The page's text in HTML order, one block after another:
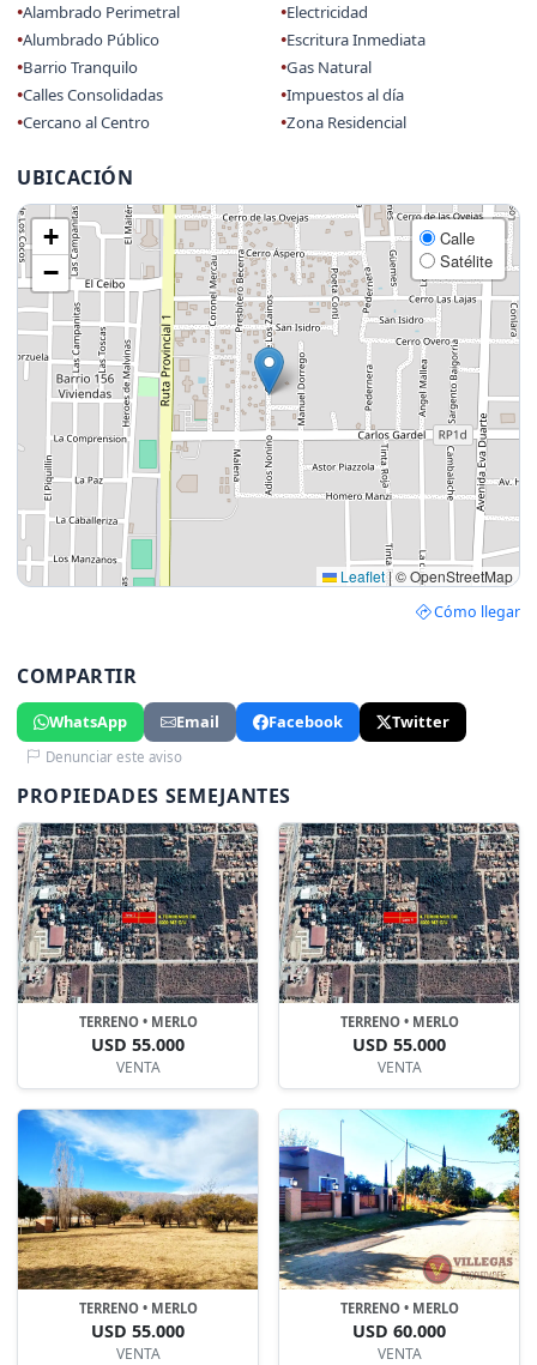
Alambrado Perimetral
Alumbrado Público
Barrio Tranquilo
Calles Consolidadas
Cercano al Centro
Electricidad
Escritura Inmediata
Gas Natural
Impuestos al día
Zona Residencial
UBICACIÓN
+
−
Calle
Satélite
Leaflet|© OpenStreetMap
Cómo llegar
COMPARTIR
WhatsApp Email Facebook Twitter
Denunciar este aviso
PROPIEDADES SEMEJANTES
TERRENO • MERLO
USD 55.000
VENTA
TERRENO • MERLO
USD 55.000
VENTA
TERRENO • MERLO
USD 55.000
VENTA
TERRENO • MERLO
USD 60.000
VENTA